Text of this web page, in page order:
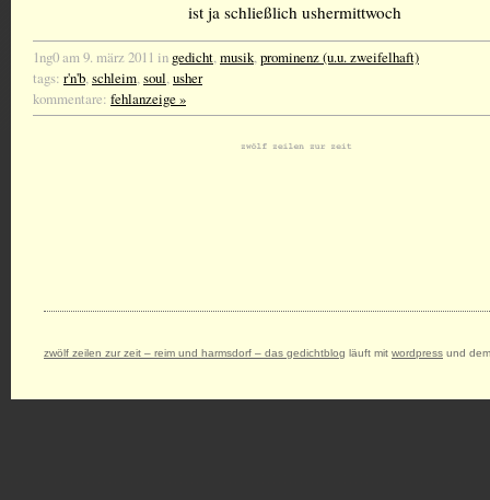
ist ja schließlich ushermittwoch
1ng0 am 9. märz 2011 in gedicht,musik,prominenz (u.u. zweifelhaft)
tags: r'n'b,schleim,soul,usher
kommentare: fehlanzeige »
zwölf zeilen zur zeit – reim und harmsdorf – das gedichtblog läuft mit wordpress und